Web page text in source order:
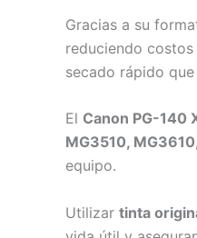
Gracias a su
reduciendo
secado rápido
El Canon PG-140
MG3510,
equipo.
Utilizar tinta